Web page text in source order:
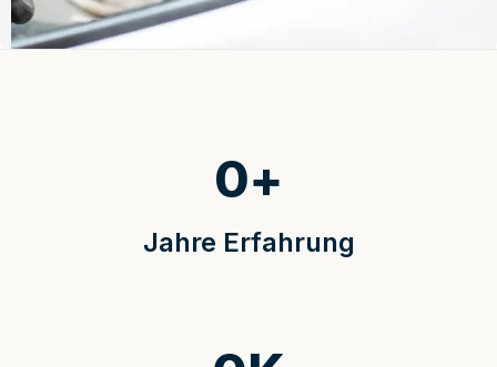
Jahre Erfahrung
0+